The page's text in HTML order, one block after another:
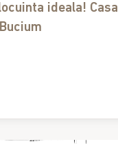
ideala! Casa